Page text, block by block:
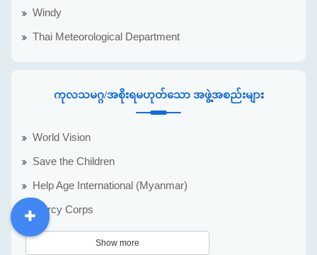
Windy
Thai Meteorological Department
ကုလသမဂ္ဂ/အစိုးရမဟုတ်သော အဖွဲ့အစည်းများ
World Vision
Save the Children
Help Age International (Myanmar)
Mercy Corps
Show more
DDM